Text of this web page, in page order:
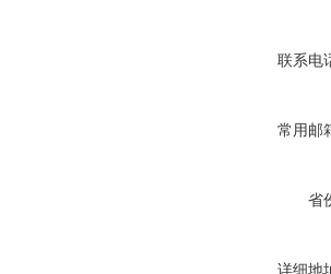
联系电
常用邮
省
详细地